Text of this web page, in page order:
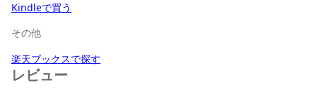
Kindleで買う
その他
楽天ブックスで探す
レビュー